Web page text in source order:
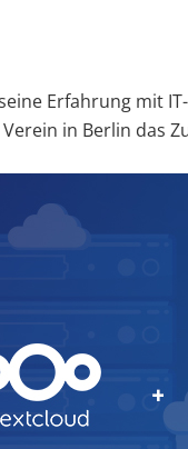
Erfahrung mit
in Berlin das